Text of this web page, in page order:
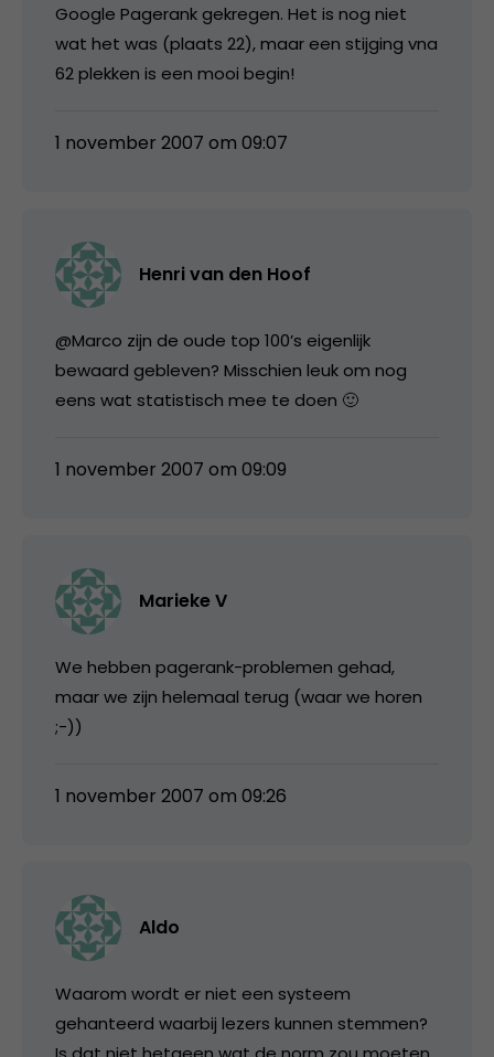
Google Pagerank gekregen. Het is nog niet
wat het was (plaats 22), maar een stijging vna
62 plekken is een mooi begin!
1 november 2007 om 09:07
Henri van den Hoof
@Marco zijn de oude top 100’s eigenlijk
bewaard gebleven? Misschien leuk om nog
eens wat statistisch mee te doen 🙂
1 november 2007 om 09:09
Marieke V
We hebben pagerank-problemen gehad,
maar we zijn helemaal terug (waar we horen
;-))
1 november 2007 om 09:26
Aldo
Waarom wordt er niet een systeem
gehanteerd waarbij lezers kunnen stemmen?